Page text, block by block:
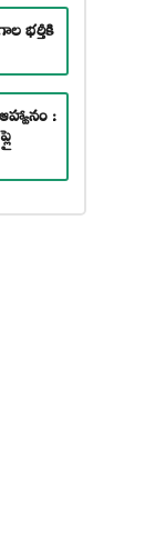
భర్తీకి
: